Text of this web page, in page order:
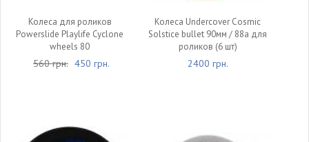
Колеса для роликов
Powerslide Playlife Cyclone
wheels 80
560 грн. 450 грн.
Колеса Undercover Cosmic
Solstice bullet 90мм / 88а для
роликов (6 шт)
2400 грн.